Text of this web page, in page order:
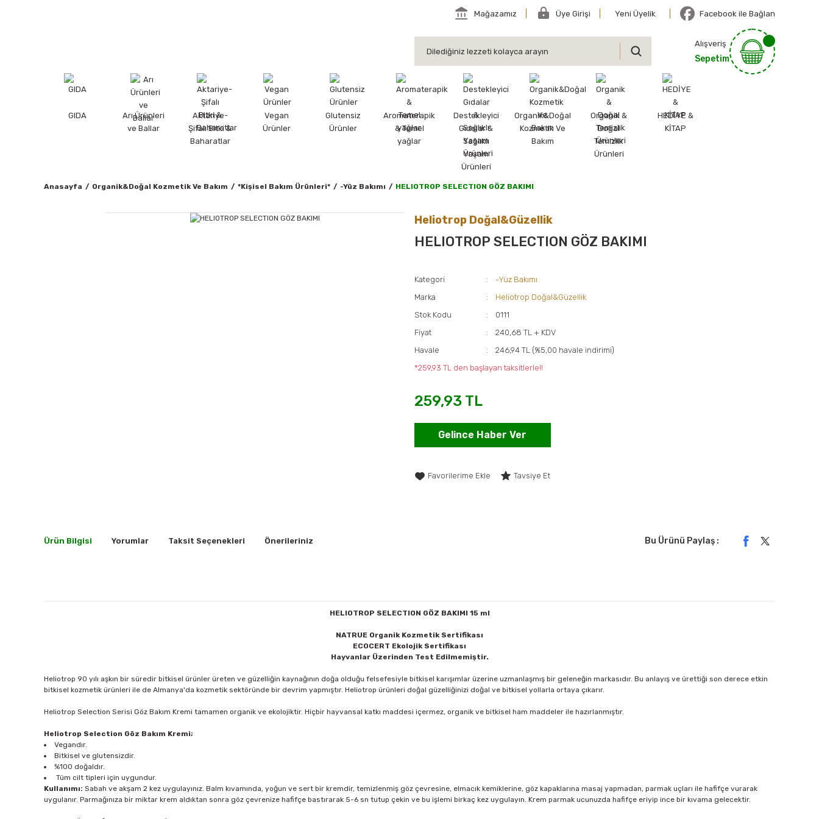
Mağazamız Üye Girişi Yeni Üyelik Facebook ile Bağlan
Alışveriş
Sepetim
GIDA
Arı Ürünleri
ve Ballar
Aktariye-
Şifalı Bitki &
Baharatlar
Vegan
Ürünler
Glutensiz
Ürünler
Aromaterapik
& Temel
yağlar
Destekleyici
Gıdalar &
Sağlıklı
Yaşam
Ürünleri
Organik&Doğal
Kozmetik Ve
Bakım
Organik &
Doğal
Temizlik
Ürünleri
HEDİYE &
KİTAP
Anasayfa Organik&Doğal Kozmetik Ve Bakım *Kişisel Bakım Ürünleri* -Yüz Bakımı HELIOTROP SELECTION GÖZ BAKIMI
Heliotrop Doğal&Güzellik
HELIOTROP SELECTION GÖZ BAKIMI
Kategori
-Yüz Bakımı
Marka
Heliotrop Doğal&Güzellik
Stok Kodu
0111
Fiyat
240,68 TL + KDV
Havale
246,94 TL (%5,00 havale indirimi)
*259,93 TL den başlayan taksitlerle!!
259,93 TL
Gelince Haber Ver
Tavsiye Et
Ürün Bilgisi Yorumlar Taksit Seçenekleri Önerileriniz Bu Ürünü Paylaş :
HELIOTROP SELECTION GÖZ BAKIMI 15 ml
NATRUE Organik Kozmetik Sertifikası
ECOCERT Ekolojik Sertifikası
Hayvanlar Üzerinden Test Edilmemiştir.
Heliotrop 90 yılı aşkın bir süredir bitkisel ürünler üreten ve güzelliğin kaynağının doğa olduğu felsefesiyle bitkisel karışımlar üzerine uzmanlaşmış bir geleneğin markasıdır. Bu anlayış ve ürettiği son derece etkin
bitkisel kozmetik ürünleri ile de Almanya'da kozmetik sektöründe bir devrim yapmıştır. Heliotrop ürünleri doğal güzelliğinizi doğal ve bitkisel yollarla ortaya çıkarır.
Heliotrop Selection Serisi Göz Bakım Kremi tamamen organik ve ekolojiktir. Hiçbir hayvansal katkı maddesi içermez, organik ve bitkisel ham maddeler ile hazırlanmıştır.
Heliotrop Selection Göz Bakım Kremi;
Vegandır.
Bitkisel ve glutensizdir.
%100 doğaldır.
Tüm cilt tipleri için uygundur.
Kullanımı: Sabah ve akşam 2 kez uygulayınız. Balm kıvamında, yoğun ve sert bir kremdir, temizlenmiş göz çevresine, elmacık kemiklerine, göz kapaklarına masaj yapmadan, parmak uçları ile hafifçe vurarak
uygulanır. Parmağınıza bir miktar krem aldıktan sonra göz çevrenize hafifçe bastırarak 5-6 sn tutup çekin ve bu işlemi birkaç kez uygulayın. Krem parmak ucunuzda hafifçe eriyip ince bir kıvama gelecektir.